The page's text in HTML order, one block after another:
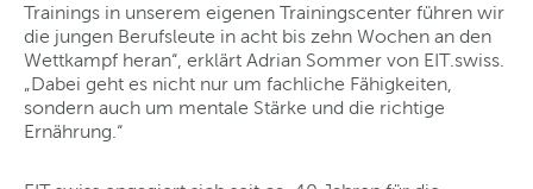
Trainings in unserem eigenen Trainingscenter führen wir
die jungen Berufsleute in acht bis zehn Wochen an den
Wettkampf heran“, erklärt Adrian Sommer von EIT.swiss.
„Dabei geht es nicht nur um fachliche Fähigkeiten,
sondern auch um mentale Stärke und die richtige
Ernährung.“